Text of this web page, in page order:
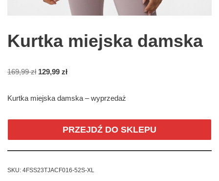
Kurtka miejska damska
169,99zł 129,99 zł
Kurtka miejska damska – wyprzedaż
PRZEJDŹ DO SKLEPU
SKU: 4FSS23TJACF016-52S-XL